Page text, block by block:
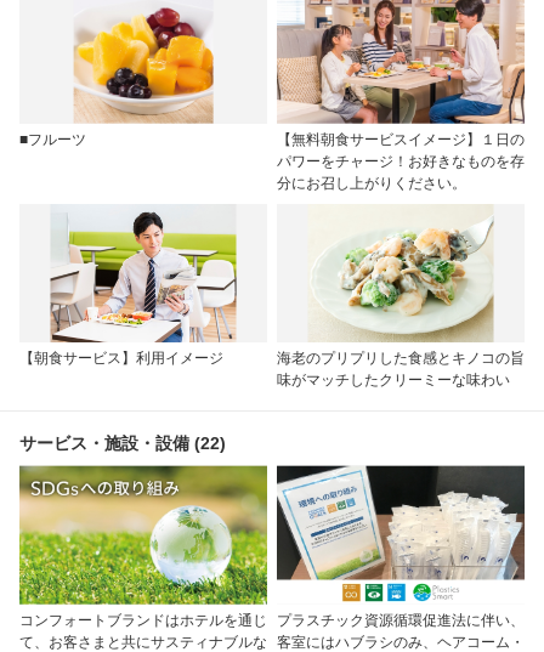
■フルーツ
【無料朝食サービスイメージ】１日の
パワーをチャージ！お好きなものを存
分にお召し上がりください。
【朝食サービス】利用イメージ
海老のプリプリした食感とキノコの旨
味がマッチしたクリーミーな味わい
サービス・施設・設備 (22)
コンフォートブランドはホテルを通じ
て、お客さまと共にサスティナブルな
プラスチック資源循環促進法に伴い、
客室にはハブラシのみ、ヘアコーム・